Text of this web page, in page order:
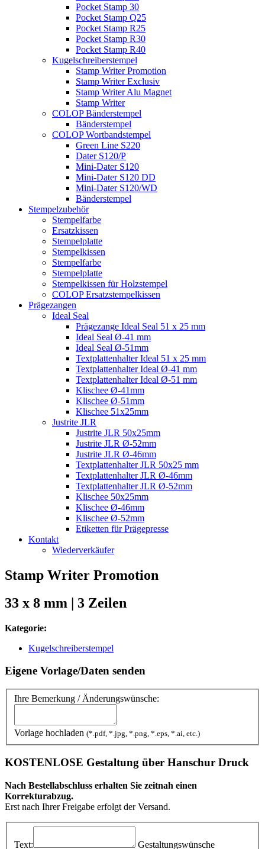
Pocket Stamp 30
Pocket Stamp Q25
Pocket Stamp R25
Pocket Stamp R30
Pocket Stamp R40
Kugelschreiberstempel
Stamp Writer Promotion
Stamp Writer Exclusiv
Stamp Writer Alu Magnet
Stamp Writer
COLOP Bänderstempel
Bänderstempel
COLOP Wortbandstempel
Green Line S220
Dater S120/P
Mini-Dater S120
Mini-Dater S120 DD
Mini-Dater S120/WD
Bänderstempel
Stempelzubehör
Stempelfarbe
Ersatzkissen
Stempelplatte
Stempelkissen
Stempelfarbe
Stempelplatte
Stempelkissen für Holzstempel
COLOP Ersatzstempelkissen
Prägezangen
Ideal Seal
Prägezange Ideal Seal 51 x 25 mm
Ideal Seal Ø-41 mm
Ideal Seal Ø-51mm
Textplattenhalter Ideal 51 x 25 mm
Textplattenhalter Ideal Ø-41 mm
Textplattenhalter Ideal Ø-51 mm
Klischee Ø-41mm
Klischee Ø-51mm
Klischee 51x25mm
Justrite JLR
Justrite JLR 50x25mm
Justrite JLR Ø-52mm
Justrite JLR Ø-46mm
Textplattenhalter JLR 50x25 mm
Textplattenhalter JLR Ø-46mm
Textplattenhalter JLR Ø-52mm
Klischee 50x25mm
Klischee Ø-46mm
Klischee Ø-52mm
Etiketten für Prägepresse
Kontakt
Wiederverkäufer
Stamp Writer Promotion
33 x 8 mm | 3 Zeilen
Kategorie:
Kugelschreiberstempel
Eigene Vorlage/Daten senden
Ihre Bemerkung / Änderungswünsche:
Vorlage hochladen (*.pdf, *.jpg, *.png, *.eps, *.ai, etc.)
KOSTENLOSE Gestaltung über Hanschur Druck
Nach Bestellabschluss erhalten Sie zeitnah einen
Korrekturabzug.
Erst nach Ihrer Freigabe erfolgt der Versand.
Text: Gestaltungswünsche